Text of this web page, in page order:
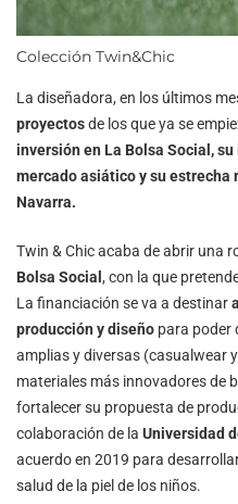
Colección Twin&Chic
La diseñadora, en los últimos
proyectosde los que ya se
inversión en La Bolsa Social,
mercado asiático y su estrecha
Navarra.
Twin & Chic acaba de abrir una
Bolsa Social , con la que
La financiación se va a destinar
producción y diseño para poder
amplias y diversas (casualwear
materiales más innovadores de
fortalecer su propuesta de
colaboración de la Universidad
acuerdo en 2019 para
salud de la piel de los niños.